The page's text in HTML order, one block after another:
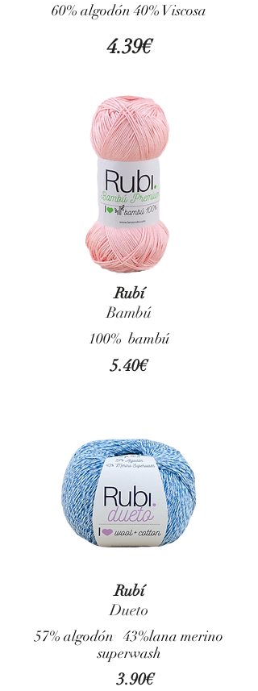
60% algodón 40% Viscosa
4.39€
Rubí
Bambú
100% bambú
5.40€
Rubí
Dueto
57% algodón 43%lana merino
superwash
3.90€